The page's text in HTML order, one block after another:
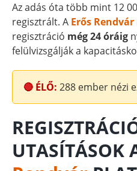
Az adás óta több mint 12
regisztrált. A Erős Rendvár
regisztráció még 24 óráig
felülvizsgálják a
🔴 ÉLŐ: 288ember nézi
UTASÍTÁSOK